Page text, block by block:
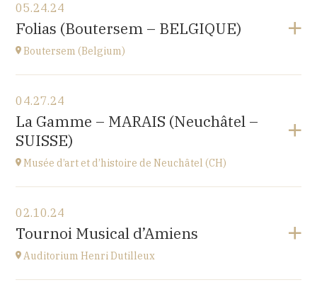
Le Nord (59)
at17H00
05.24.24
Folias (Boutersem – BELGIQUE)
Boutersem (Belgium)
Sint-Annakerk
Roosbeek
at20H00
Go to site
04.27.24
La Gamme – MARAIS (Neuchâtel –
SUISSE)
Musée d’art et d’histoire de Neuchâtel (CH)
Esplanade Léopold-Robert 1 CH-2000 Neuchâtel
at20H15
02.10.24
Tournoi Musical d’Amiens
Auditorium Henri Dutilleux